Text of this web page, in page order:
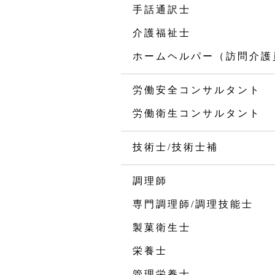
手話通訳士
介護福祉士
ホームヘルパー（訪問介護
労働安全コンサルタント
労働衛生コンサルタント
技術士/技術士補
調理師
専門調理師/調理技能士
製菓衛生士
栄養士